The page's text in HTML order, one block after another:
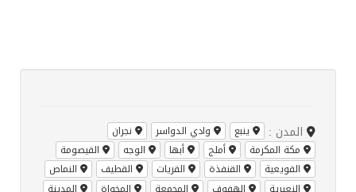
المدن : ينبع وادي الدواسر
نجران
مكة المكرمة
أملج أبها الوجه
القيصومة
القويعية
القنفذة القريات القطيف
النماص